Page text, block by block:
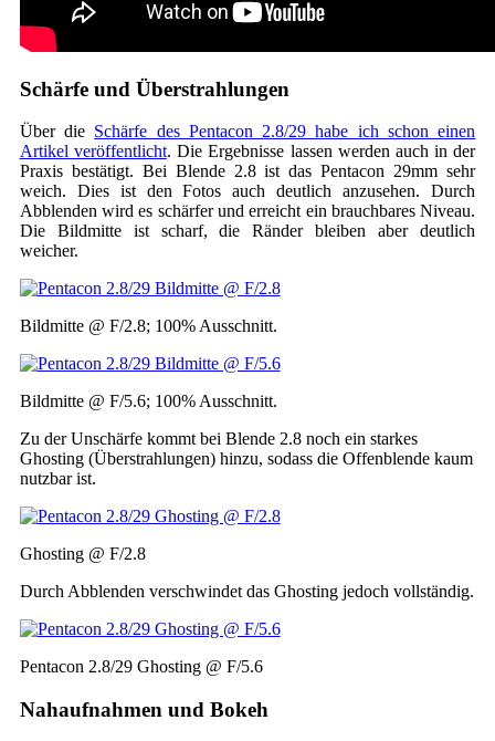
Schärfe und Überstrahlungen
Über die Schärfe des Pentacon 2.8/29 habe ich schon einen
Artikel veröffentlicht. Die Ergebnisse lassen werden auch in der
Praxis bestätigt. Bei Blende 2.8 ist das Pentacon 29mm sehr
weich. Dies ist den Fotos auch deutlich anzusehen. Durch
Abblenden wird es schärfer und erreicht ein brauchbares Niveau.
Die Bildmitte ist scharf, die Ränder bleiben aber deutlich
weicher.
Bildmitte @ F/2.8; 100% Ausschnitt.
Bildmitte @ F/5.6; 100% Ausschnitt.
Zu der Unschärfe kommt bei Blende 2.8 noch ein starkes
Ghosting (Überstrahlungen) hinzu, sodass die Offenblende kaum
nutzbar ist.
Ghosting @ F/2.8
Durch Abblenden verschwindet das Ghosting jedoch vollständig.
Pentacon 2.8/29 Ghosting @ F/5.6
Nahaufnahmen und Bokeh